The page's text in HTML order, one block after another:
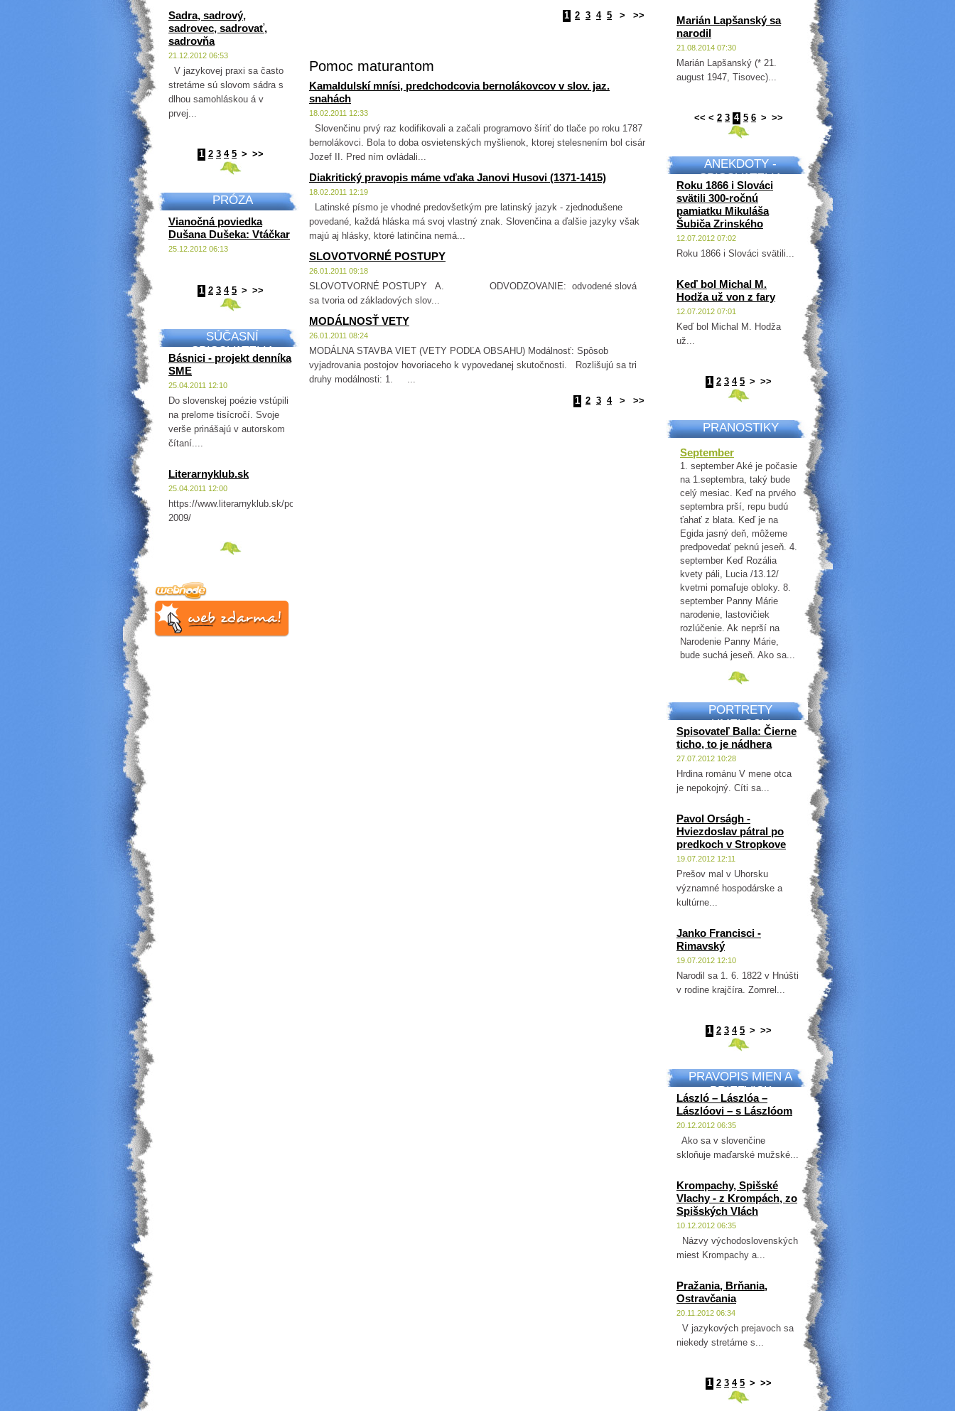
1 2 3 4 5 > >>
Pomoc maturantom
Kamaldulskí mnísi, predchodcovia bernolákovcov v slov. jaz.
snahách
18.02.2011 12:33
Slovenčinu prvý raz kodifikovali a začali programovo šíriť do tlače po roku 1787
bernolákovci. Bola to doba osvietenských myšlienok, ktorej stelesnením bol cisár
Jozef II. Pred ním ovládali...
Diakritický pravopis máme vďaka Janovi Husovi (1371-1415)
18.02.2011 12:19
Latinské písmo je vhodné predovšetkým pre latinský jazyk - zjednodušene
povedané, každá hláska má svoj vlastný znak. Slovenčina a ďalšie jazyky však
majú aj hlásky, ktoré latinčina nemá...
SLOVOTVORNÉ POSTUPY
26.01.2011 09:18
SLOVOTVORNÉ POSTUPY A. ODVODZOVANIE: odvodené slová
sa tvoria od základových slov...
MODÁLNOSŤ VETY
26.01.2011 08:24
MODÁLNA STAVBA VIET (VETY PODĽA OBSAHU) Modálnosť: Spôsob
vyjadrovania postojov hovoriaceho k vypovedanej skutočnosti. Rozlišujú sa tri
druhy modálnosti: 1. ...
1 2 3 4 > >>
Sadra, sadrový,
sadrovec, sadrovať,
sadrovňa
21.12.2012 06:53
V jazykovej praxi sa často
stretáme sú slovom sádra s
dlhou samohláskou á v
prvej...
1 2 3 4 5 > >>
PRÓZA
Vianočná poviedka
Dušana Dušeka: Vtáčkar
25.12.2012 06:13
1 2 3 4 5 > >>
SÚČASNÍ
SPISOVATELIA
Básnici - projekt denníka
SME
25.04.2011 12:10
Do slovenskej poézie vstúpili
na prelome tisícročí. Svoje
verše prinášajú v autorskom
čítaní....
Literarnyklub.sk
25.04.2011 12:00
https://www.literarnyklub.sk/podcasty-
2009/
Marián Lapšanský sa
narodil
21.08.2014 07:30
Marián Lapšanský (* 21.
august 1947, Tisovec)...
<< < 2 3 4 5 6 > >>
ANEKDOTY -
SPISOVATELIA
Roku 1866 i Slováci
svätili 300-ročnú
pamiatku Mikuláša
Šubiča Zrinského
12.07.2012 07:02
Roku 1866 i Slováci svätili...
Keď bol Michal M.
Hodža už von z fary
12.07.2012 07:01
Keď bol Michal M. Hodža
už...
1 2 3 4 5 > >>
PRANOSTIKY
September
1. september Aké je počasie
na 1.septembra, taký bude
celý mesiac. Keď na prvého
septembra prší, repu budú
ťahať z blata. Keď je na
Egida jasný deň, môžeme
predpovedať peknú jeseň. 4.
september Keď Rozália
kvety páli, Lucia /13.12/
kvetmi pomaľuje obloky. 8.
september Panny Márie
narodenie, lastovičiek
rozlúčenie. Ak neprší na
Narodenie Panny Márie,
bude suchá jeseň. Ako sa...
PORTRETY
UMELCOV
Spisovateľ Balla: Čierne
ticho, to je nádhera
27.07.2012 10:28
Hrdina románu V mene otca
je nepokojný. Cíti sa...
Pavol Orságh -
Hviezdoslav pátral po
predkoch v Stropkove
19.07.2012 12:11
Prešov mal v Uhorsku
významné hospodárske a
kultúrne...
Janko Francisci -
Rimavský
19.07.2012 12:10
Narodil sa 1. 6. 1822 v Hnúšti
v rodine krajčíra. Zomrel...
1 2 3 4 5 > >>
PRAVOPIS MIEN A
PRIEZVISK
László – Lászlóa –
Lászlóovi – s Lászlóom
20.12.2012 06:35
Ako sa v slovenčine
skloňuje maďarské mužské...
Krompachy, Spišské
Vlachy - z Krompách, zo
Spišských Vlách
10.12.2012 06:35
Názvy východoslovenských
miest Krompachy a...
Pražania, Brňania,
Ostravčania
20.11.2012 06:34
V jazykových prejavoch sa
niekedy stretáme s...
1 2 3 4 5 > >>